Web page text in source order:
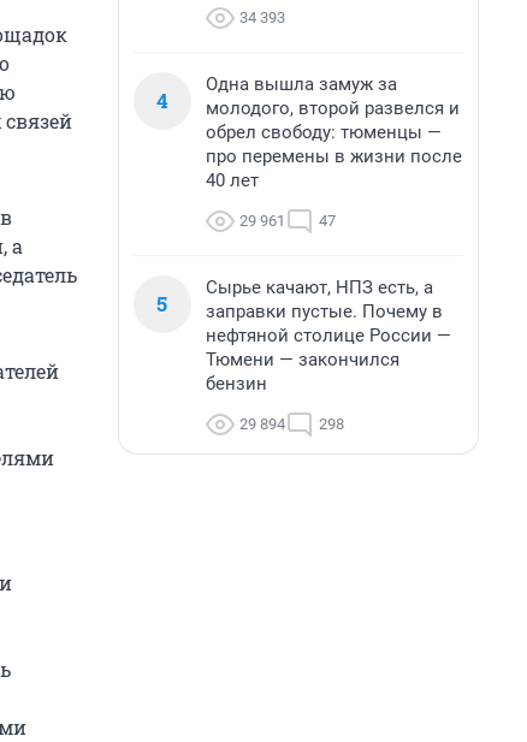
а
34 393
4
Одна вышла замуж за
молодого, второй развелся и
обрел свободу: тюменцы —
про перемены в жизни после
40 лет
29 961 47
5
Сырье качают, НПЗ есть, а
заправки пустые. Почему в
нефтяной столице России —
Тюмени — закончился
бензин
29 894 298